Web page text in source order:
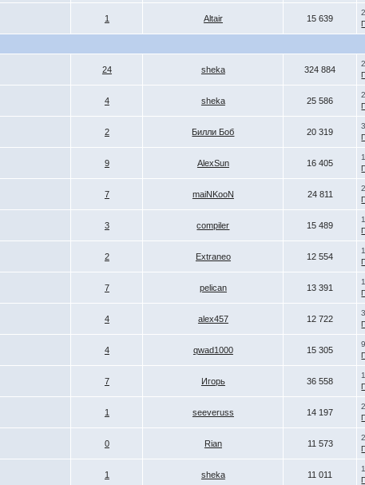
1 Altair 15 639
24 sheka 324 884
4 sheka 25 586
2 Билли Боб 20 319
9 AlexSun 16 405
7 maiNKooN 24 811
3 compiler 15 489
2 Extraneo 12 554
7 pelican 13 391
4 alex457 12 722
4 qwad1000 15 305
7 Игорь 36 558
1 seeveruss 14 197
0 Rian 11 573
1 sheka 11 011